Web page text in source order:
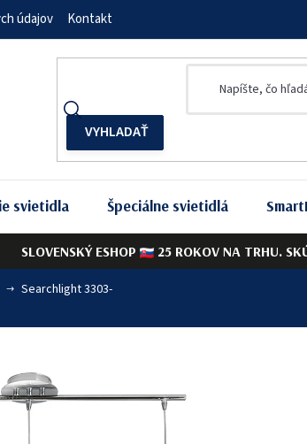
SLOVENSKÝ ESHOP 25 ROKOV NA TRHU.
údajov Kontakt
svietidla Špeciálne svietidlá
Searchlight 3303-